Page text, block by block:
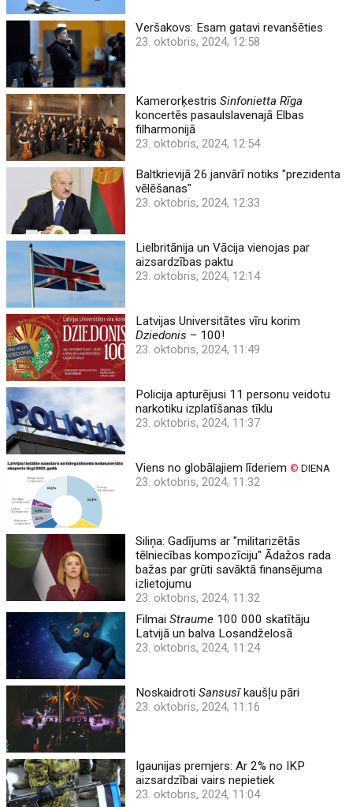
Veršakovs: Esam gatavi revanšēties
23. oktobris, 2024, 12:58
KamerorķestrisSinfonietta Rīga
koncertēs pasaulslavenajā Elbas
filharmonijā
23. oktobris, 2024, 12:54
Baltkrievijā 26.janvārī notiks "prezidenta
vēlēšanas"
23. oktobris, 2024, 12:33
Lielbritānija un Vācija vienojas par
aizsardzības paktu
23. oktobris, 2024, 12:14
Latvijas Universitātes vīru korim
Dziedonis – 100!
23. oktobris, 2024, 11:49
Policija apturējusi 11 personu veidotu
narkotiku izplatīšanas tīklu
23. oktobris, 2024, 11:37
Viens no globālajiem līderiem© DIENA
23. oktobris, 2024, 11:32
Siliņa: Gadījums ar "militarizētās
tēlniecības kompozīciju" Ādažos rada
bažas par grūti savāktā finansējuma
izlietojumu
23. oktobris, 2024, 11:32
FilmaiStraume 100 000 skatītāju
Latvijā un balva Losandželosā
23. oktobris, 2024, 11:24
NoskaidrotiSansusīkaušļu pāri
23. oktobris, 2024, 11:16
Igaunijas premjers: Ar 2% no IKP
aizsardzībai vairs nepietiek
23. oktobris, 2024, 11:04